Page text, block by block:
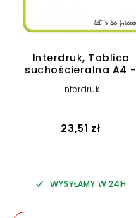
Interdruk, Tablica
suchościeralna A4 -
Interdruk
23,51 zł
WYSYŁAMY W 24H